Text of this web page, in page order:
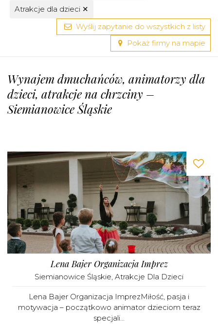
Atrakcje dla dzieci ✕
Wyślij zapytanie do wszystkich z listy
Pokaż firmy na mapie
Wynajem dmuchańców, animatorzy dla
dzieci, atrakcje na chrzciny –
Siemianowice Śląskie
Lena Bajer Organizacja Imprez
Siemianowice Śląskie, Atrakcje Dla Dzieci
Lena Bajer Organizacja ImprezMiłość, pasja i
motywacja – początkowo animator dzieciom teraz
specjali...